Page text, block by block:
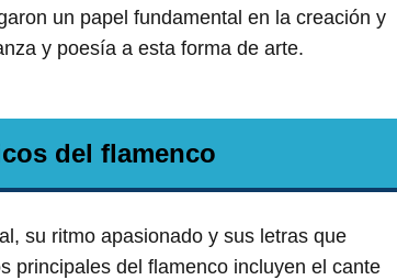
un papel fundamental en la creación y
y poesía a esta forma de arte.
del flamenco
su ritmo apasionado y sus letras que
principales del flamenco incluyen el cante